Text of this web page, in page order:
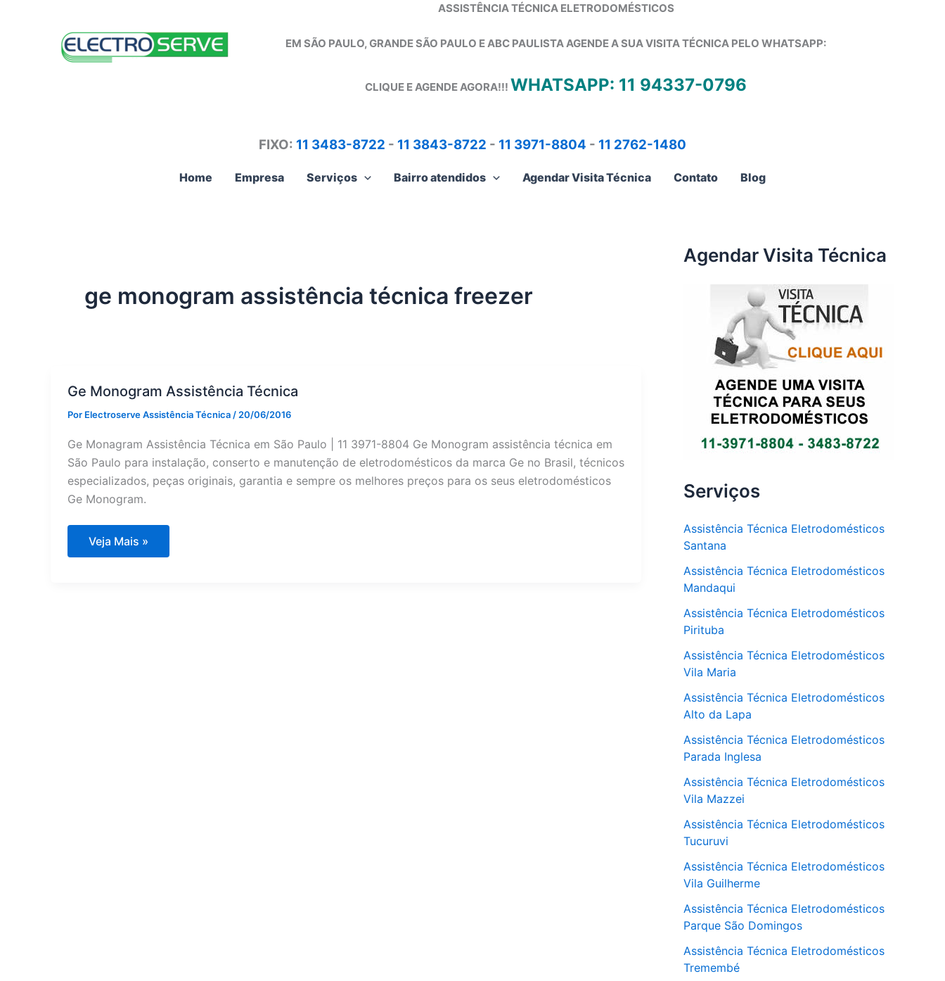
ASSISTÊNCIA TÉCNICA ELETRODOMÉSTICOS
EM SÃO PAULO, GRANDE SÃO PAULO E ABC PAULISTAAGENDE A SUA VISITA TÉCNICA PELO WHATSAPP:
CLIQUE E AGENDE AGORA!!! WHATSAPP: 11 94337-0796
FIXO: 11 3483-8722 - 11 3843-8722 - 11 3971-8804 - 11 2762-1480
Home Empresa Serviços Bairro atendidos Agendar Visita Técnica Contato Blog
ge monogram assistência técnica freezer
Ge Monogram Assistência Técnica
Por Electroserve Assistência Técnica / 20/06/2016
Ge Monagram Assistência Técnica em São Paulo | 11 3971-8804 Ge Monogram assistência técnica em
São Paulo para instalação, conserto e manutenção de eletrodomésticos da marca Ge no Brasil, técnicos
especializados, peças originais, garantia e sempre os melhores preços para os seus eletrodomésticos
Ge Monogram.
Ge
Monogram
Veja Mais »
Agendar Visita Técnica
Serviços
Assistência Técnica Eletrodomésticos
Santana
Assistência Técnica Eletrodomésticos
Mandaqui
Assistência Técnica Eletrodomésticos
Pirituba
Assistência Técnica Eletrodomésticos
Vila Maria
Assistência Técnica Eletrodomésticos
Alto da Lapa
Assistência Técnica Eletrodomésticos
Parada Inglesa
Assistência Técnica Eletrodomésticos
Vila Mazzei
Assistência Técnica Eletrodomésticos
Tucuruvi
Assistência Técnica Eletrodomésticos
Vila Guilherme
Assistência Técnica Eletrodomésticos
Parque São Domingos
Assistência Técnica Eletrodomésticos
Tremembé